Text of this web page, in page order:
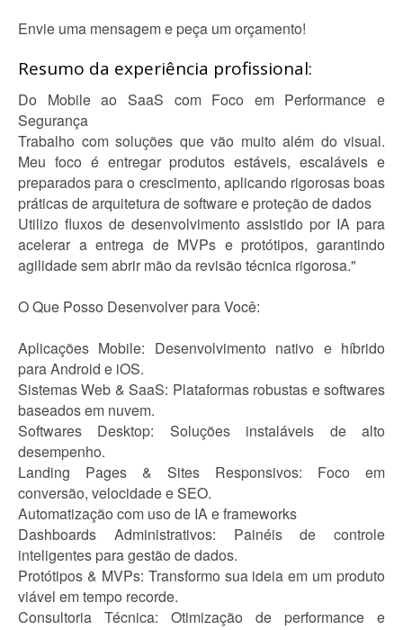
Envie uma mensagem e peça um orçamento!
Resumo da experiência profissional:
Do Mobile ao SaaS com Foco em Performance e
Segurança
Trabalho com soluções que vão muito além do visual.
Meu foco é entregar produtos estáveis, escaláveis e
preparados para o crescimento, aplicando rigorosas boas
práticas de arquitetura de software e proteção de dados
Utilizo fluxos de desenvolvimento assistido por IA para
acelerar a entrega de MVPs e protótipos, garantindo
agilidade sem abrir mão da revisão técnica rigorosa."
O Que Posso Desenvolver para Você:
Aplicações Mobile: Desenvolvimento nativo e híbrido
para Android e iOS.
Sistemas Web & SaaS: Plataformas robustas e softwares
baseados em nuvem.
Softwares Desktop: Soluções instaláveis de alto
desempenho.
Landing Pages & Sites Responsivos: Foco em
conversão, velocidade e SEO.
Automatização com uso de IA e frameworks
Dashboards Administrativos: Painéis de controle
inteligentes para gestão de dados.
Protótipos & MVPs: Transformo sua ideia em um produto
viável em tempo recorde.
Consultoria Técnica: Otimização de performance e